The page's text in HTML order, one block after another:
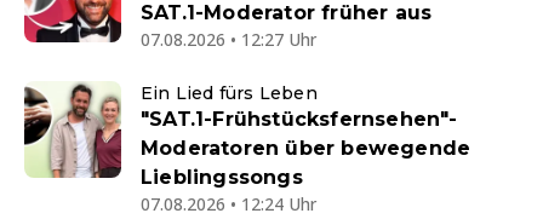
SAT.1-Moderator früher aus
07.08.2026 • 12:27 Uhr
Ein Lied fürs Leben
"SAT.1-Frühstücksfernsehen"-
Moderatoren über bewegende
Lieblingssongs
07.08.2026 • 12:24 Uhr